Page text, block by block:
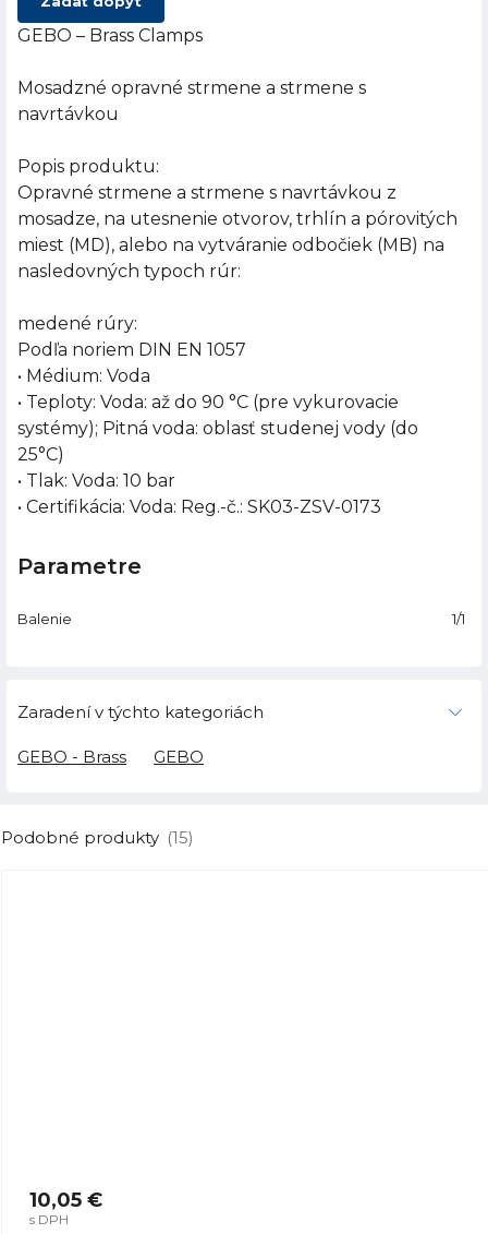
GEBO – Brass Clamps
Mosadzné opravné strmene a strmene s
navrtávkou
Popis produktu:
Opravné strmene a strmene s navrtávkou z
mosadze, na utesnenie otvorov, trhlín a pórovitých
miest (MD), alebo na vytváranie odbočiek (MB) na
nasledovných typoch rúr:
medené rúry:
Podľa noriem DIN EN 1057
• Médium: Voda
• Teploty: Voda: až do 90 °C (pre vykurovacie
systémy); Pitná voda: oblasť studenej vody (do
25°C)
• Tlak: Voda: 10 bar
• Certifikácia: Voda: Reg.-č.: SK03-ZSV-0173
Parametre
Balenie 1/1
Zaradení v týchto kategoriách
GEBO - Brass GEBO
Podobné produkty (15)
10,05 €
s DPH